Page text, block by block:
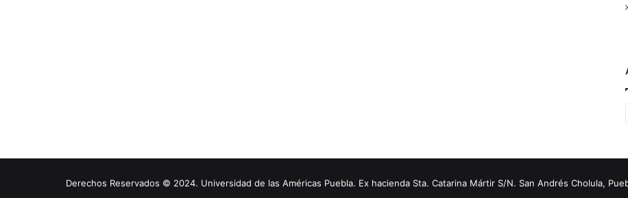
Derechos Reservados © 2024. Universidad de las Américas Puebla. Ex hacienda Sta. Catarina Mártir S/N. San Andrés Cholula,